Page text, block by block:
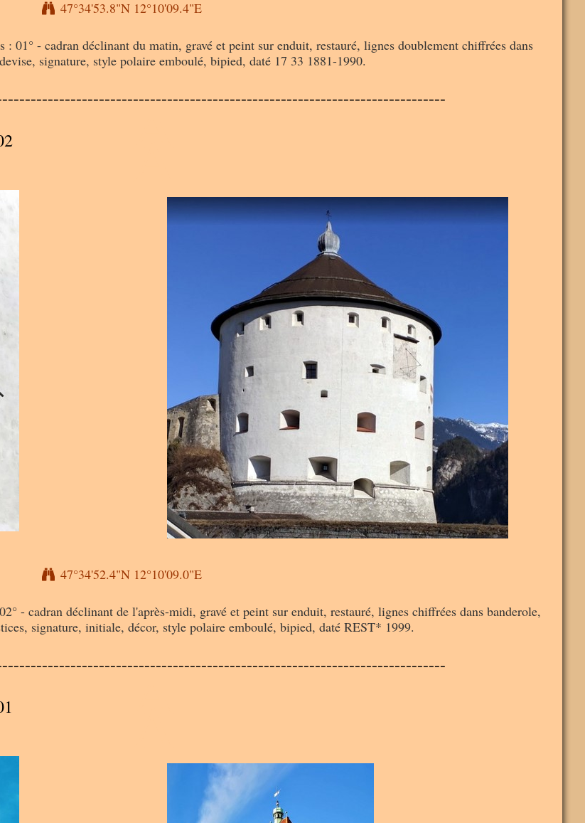
47°34'53.8"N 12°10'09.4"E
01° - cadran déclinant du matin, gravé et peint sur enduit, restauré, lignes doublement chiffrées dans
signature, style polaire emboulé, bipied, daté 17 33 1881-1990.
A
47°34'52.4"N 12°10'09.0"E
- cadran déclinant de l'après-midi, gravé et peint sur enduit, restauré, lignes chiffrées dans banderole,
signature, initiale, décor, style polaire emboulé, bipied, daté REST* 1999.
A